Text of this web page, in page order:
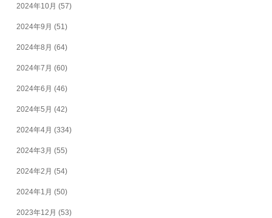
2024年10月 (57)
2024年9月 (51)
2024年8月 (64)
2024年7月 (60)
2024年6月 (46)
2024年5月 (42)
2024年4月 (334)
2024年3月 (55)
2024年2月 (54)
2024年1月 (50)
2023年12月 (53)